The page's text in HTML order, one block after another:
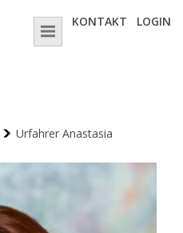
LOGIN
KONTAKT
Urfahrer Anastasia